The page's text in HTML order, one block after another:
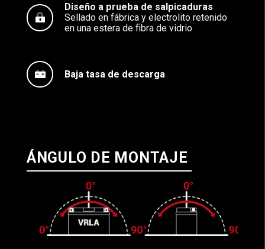
Diseño a prueba de salpicaduras
Sellado en fábrica y electrolito retenido
en una estera de fibra de vidrio
Baja tasa de descarga
ÁNGULO DE MONTAJE